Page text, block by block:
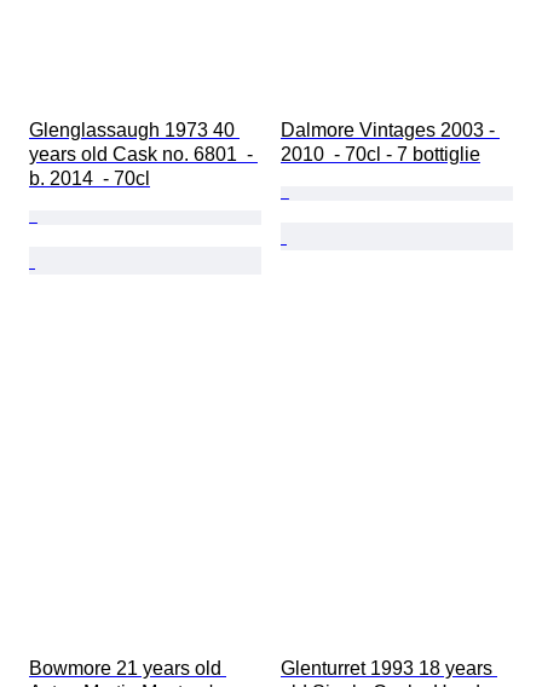
Glenglassaugh 1973 40
years old Cask no. 6801  -
b. 2014  - 70cl
Dalmore Vintages 2003 -
2010  - 70cl - 7 bottiglie
Bowmore 21 years old
Glenturret 1993 18 years